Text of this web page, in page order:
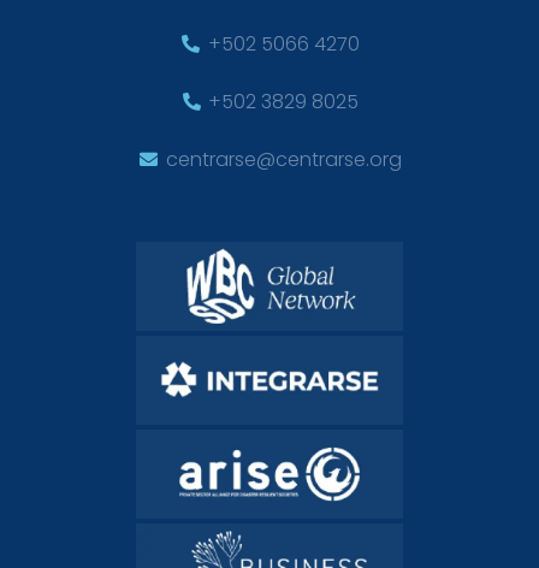
+502 5066 4270
+502 3829 8025
centrarse@centrarse.org